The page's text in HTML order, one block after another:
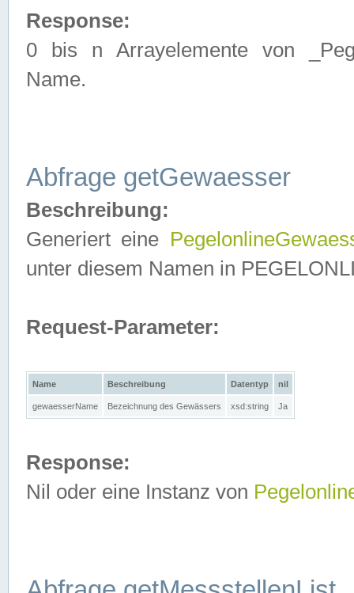
Response:
0 bis n Arrayelemente von
Name.
Abfrage getGewaesser
Beschreibung:
Generiert eine
unter diesem Namen in
Request-Parameter:
Name Beschreibung Datentyp nil
gewaesserName Bezeichnung des Gewässers xsd:string Ja
Response:
Nil oder eine Instanz von